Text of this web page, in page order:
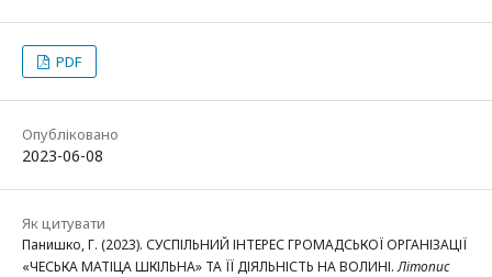
PDF
Опубліковано
2023-06-08
Як цитувати
Панишко, Г. (2023). СУСПІЛЬНИЙ ІНТЕРЕС ГРОМАДСЬКОЇ ОРГАНІЗАЦІЇ
«ЧЕСЬКА МАТІЦА ШКІЛЬНА» ТА ЇЇ ДІЯЛЬНІСТЬ НА ВОЛИНІ.Літопис